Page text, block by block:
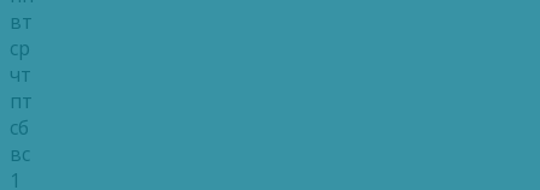
вт
ср
чт
пт
сб
вс
1